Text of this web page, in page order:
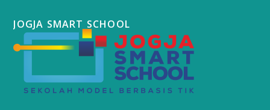
JOGJA SMART SCHOOL